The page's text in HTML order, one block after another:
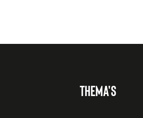
THEMA'S